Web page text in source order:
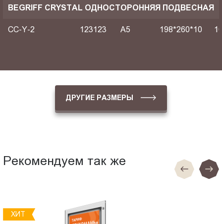
BEGRIFF CRYSTAL ОДНОСТОРОННЯЯ ПОДВЕСНАЯ
CC-Y-2 123123 A5 198*260*10
ДРУГИЕ РАЗМЕРЫ
Рекомендуем так же
ХИТ